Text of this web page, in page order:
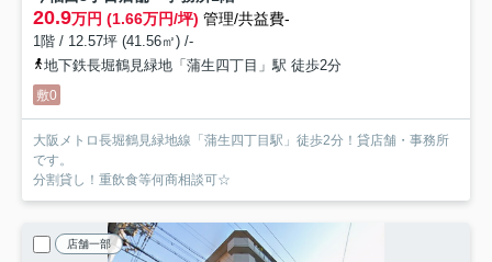
20.9万円 (1.66万円/坪) 管理/共益費-
1階 / 12.57坪 (41.56㎡) /-
地下鉄長堀鶴見緑地「蒲生四丁目」駅 徒歩2分
敷0
大阪メトロ長堀鶴見緑地線「蒲生四丁目駅」徒歩2分！貸店舗・事務所
です。
分割貸し！重飲食等何商相談可☆
店舗一部